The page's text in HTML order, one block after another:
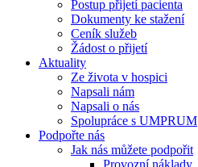
Postup přijetí pacienta
Dokumenty ke stažení
Ceník služeb
Žádost o přijetí
Aktuality
Ze života v hospici
Napsali nám
Napsali o nás
Spolupráce s UMPRUM
Podpořte nás
Jak nás můžete podpořit